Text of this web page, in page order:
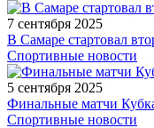
7 сентября 2025
В Самаре стартовал
Спортивные новости
5 сентября 2025
Финальные матчи
Спортивные новости